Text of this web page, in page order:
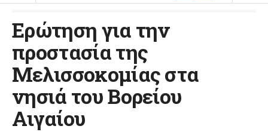
Ερώτηση για την
προστασία της
Μελισσοκομίας στα
νησιά του Βορείου
Αιγαίου